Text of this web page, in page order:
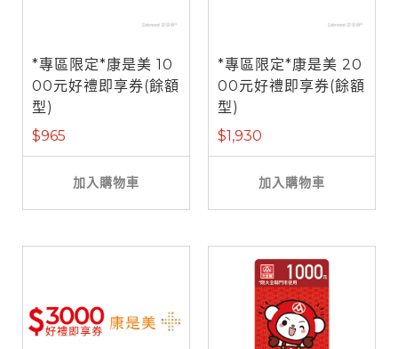
*專區限定*康是美 10
00元好禮即享券(餘額
型)
$965
加入購物車
*專區限定*康是美 20
00元好禮即享券(餘額
型)
$1,930
加入購物車